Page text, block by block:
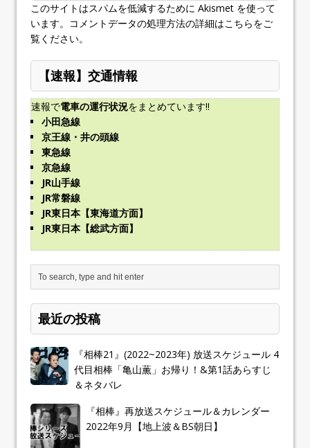
このサイトはスパムを低減するために Akismet を使って
います。 コメントデータの処理方法の詳細はこちらをご
覧ください。
【速報】交通情報
速報で電車の運行状況をまとめています!!
小田急線
京王線・井の頭線
東急線
京急線
JR山手線
JR常磐線
JR東日本【東海道方面】
JR東日本【総武方面】
最近の投稿
『相棒21』(2022~2023年) 放送スケジュール 4
代目相棒「亀山薫」お帰り！&第1話あらすじ
＆ネタバレ
『相棒』再放送スケジュール＆カレンダー
2022年9月【地上波＆BS朝日】